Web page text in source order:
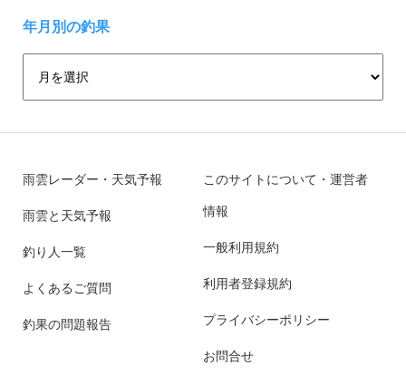
年月別の釣果
雨雲レーダー・天気予報
雨雲と天気予報
釣り人一覧
よくあるご質問
釣果の問題報告
このサイトについて・運営者
情報
一般利用規約
利用者登録規約
プライバシーポリシー
お問合せ